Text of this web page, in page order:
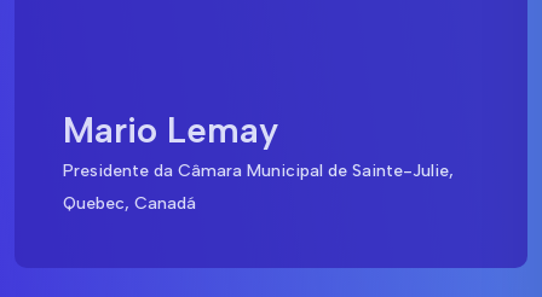
Mario Lemay
Presidente da Câmara Municipal de Sainte-Julie,
Quebec, Canadá